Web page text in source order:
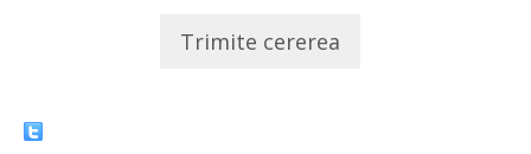
Trimite cererea